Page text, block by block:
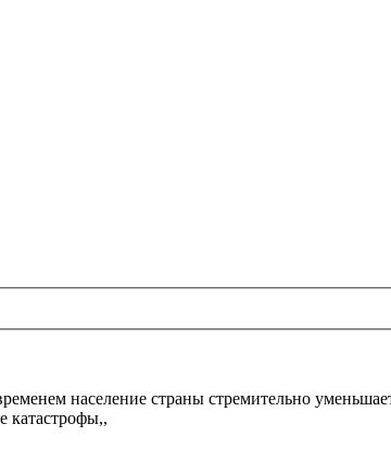
население страны стремительно
катастрофы,,